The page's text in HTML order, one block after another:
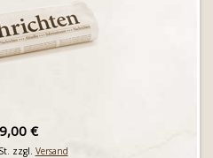
€
zzgl. Versand